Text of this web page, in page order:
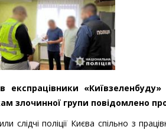
експрацівники
злочинної групи повідомлено
поліції Києва спільно з